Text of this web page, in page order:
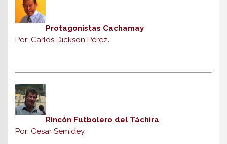
Protagonistas Cachamay
Por: Carlos Dickson Pérez.
Rincón Futbolero del Táchira
Por: Cesar Semidey.